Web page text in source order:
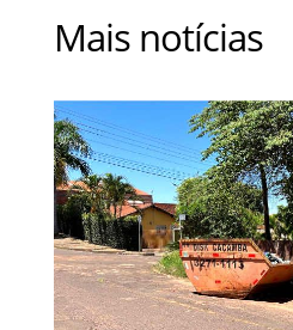
Mais notícias